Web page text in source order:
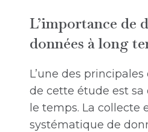
L’importance de
données à long
L’une des
de cette étude est
le temps. La collecte
systématique de